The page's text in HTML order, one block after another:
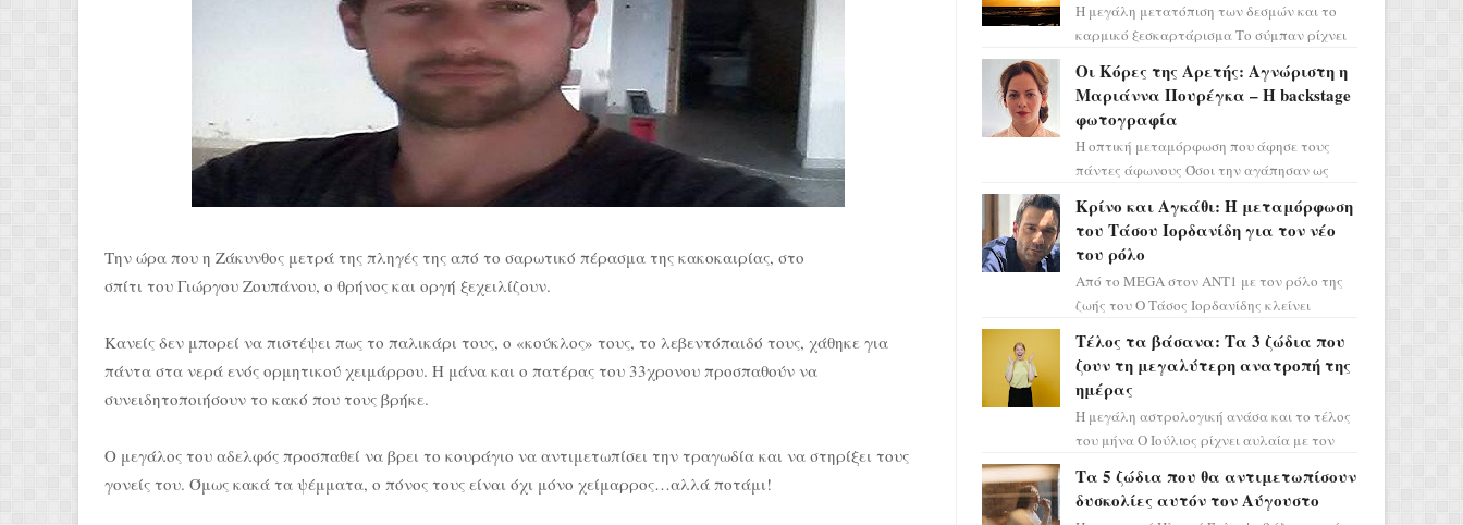
Την ώρα που η Ζάκυνθος μετρά της πληγές της από το σαρωτικό πέρασμα της κακοκαιρίας, στο
σπίτι του Γιώργου Ζουπάνου, ο θρήνος και οργή ξεχειλίζουν.
Κανείς δεν μπορεί να πιστέψει πως το παλικάρι τους, ο «κούκλος» τους, το λεβεντόπαιδό τους, χάθηκε για
πάντα στα νερά ενός ορμητικού χειμάρρου. Η μάνα και ο πατέρας του 33χρονου προσπαθούν να
συνειδητοποιήσουν το κακό που τους βρήκε.
Ο μεγάλος του αδελφός προσπαθεί να βρει το κουράγιο να αντιμετωπίσει την τραγωδία και να στηρίξει τους
γονείς του. Όμως κακά τα ψέμματα, ο πόνος τους είναι όχι μόνο χείμαρρος…αλλά ποτάμι!
Η μεγάλη μετατόπιση των δεσμών και το
καρμικό ξεσκαρτάρισμα Το σύμπαν ρίχνει
προειδοποιεί: οι σελην...
Οι Κόρες της Αρετής: Αγνώριστη η
Μαριάννα Πουρέγκα – H backstage
φωτογραφία
Η οπτική μεταμόρφωση που άφησε τους
πάντες άφωνους Όσοι την αγάπησαν ως
πρέπει τώρα να προετοιμαστο...
Κρίνο και Αγκάθι: Η μεταμόρφωση
του Τάσου Ιορδανίδη για τον νέο
του ρόλο
Από το MEGA στον ΑΝΤ1 με τον ρόλο της
ζωής του Ο Τάσος Ιορδανίδης κλείνει
επιτυχίας «Μια Νύχτα Μόνο» ...
Τέλος τα βάσανα: Τα 3 ζώδια που
ζουν τη μεγαλύτερη ανατροπή της
ημέρας
Η μεγάλη αστρολογική ανάσα και το τέλος
του μήνα Ο Ιούλιος ρίχνει αυλαία με τον
περνάει στο ζώδιο τω...
Τα 5 ζώδια που θα αντιμετωπίσουν
δυσκολίες αυτόν τον Αύγουστο